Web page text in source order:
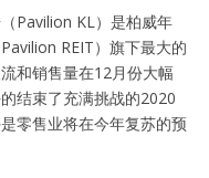
Pavilion KL）是柏威年
REIT）旗下最大的
和销售量在12月份大幅
结束了充满挑战的2020
零售业将在今年复苏的预